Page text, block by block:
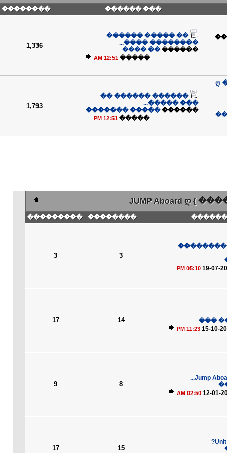
��� ������
��������
�� ����� ������
�������� ����...
������
�� ����
�����
12:51 AM
1,336
ღ
������ ������ ��
��� �����...
������
����� �������
�����
12:51 PM
1,793
JUMP Aboard ღ {
���
��������
���������
�����
19-07-
05:10 PM
3
3
15-10-
11:23 PM
14
17
Jump
12-01-
02:50 AM
8
9
15
17